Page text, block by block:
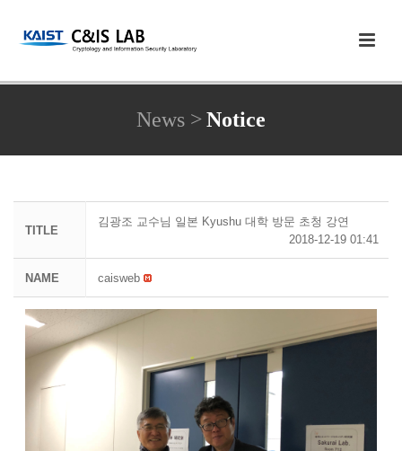
News >Notice
TITLE
김광조 교수님 일본 Kyushu 대학 방문 초청 강연
2018-12-19 01:41
NAME caisweb